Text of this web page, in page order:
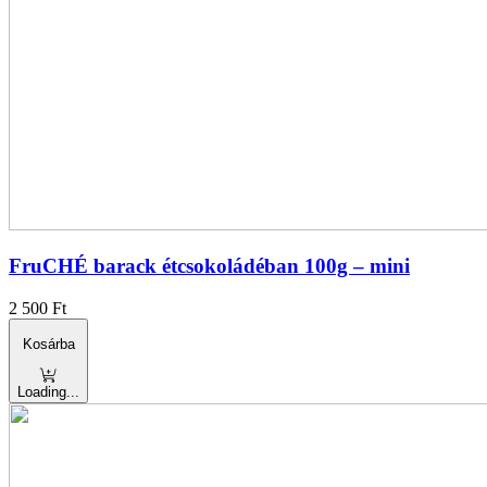
FruCHÉ barack étcsokoládéban 100g – mini
2 500 Ft
Kosárba
Loading...